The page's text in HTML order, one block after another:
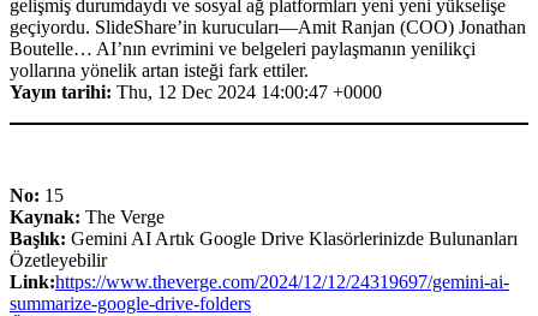
gelişmiş durumdaydı ve sosyal ağ platformları yeni yeni yükselişe
geçiyordu. SlideShare’in kurucuları—Amit Ranjan (COO) Jonathan
Boutelle… AI’nın evrimini ve belgeleri paylaşmanın yenilikçi
yollarına yönelik artan isteği fark ettiler.
Yayın tarihi: Thu, 12 Dec 2024 14:00:47 +0000
No: 15
Kaynak: The Verge
Başlık: Gemini AI Artık Google Drive Klasörlerinizde Bulunanları
Özetleyebilir
Link:https://www.theverge.com/2024/12/12/24319697/gemini-ai-
summarize-google-drive-folders